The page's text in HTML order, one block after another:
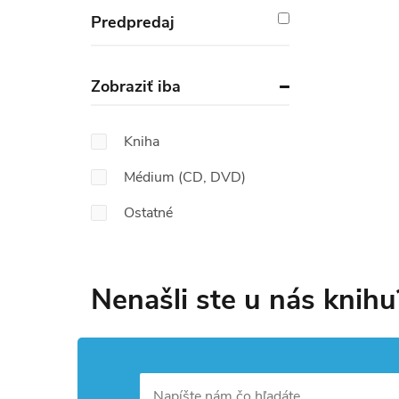
Predpredaj
Zobraziť iba
Kniha
Médium (CD, DVD)
Ostatné
Nenašli ste u nás